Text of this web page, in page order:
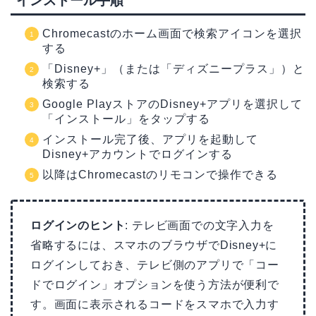
Chromecastのホーム画面で検索アイコンを選択
する
「Disney+」（または「ディズニープラス」）と
検索する
Google PlayストアのDisney+アプリを選択して
「インストール」をタップする
インストール完了後、アプリを起動して
Disney+アカウントでログインする
以降はChromecastのリモコンで操作できる
ログインのヒント : テレビ画面での文字入力を
省略するには、スマホのブラウザでDisney+に
ログインしておき、テレビ側のアプリで「コー
ドでログイン」オプションを使う方法が便利で
す。画面に表示されるコードをスマホで入力す